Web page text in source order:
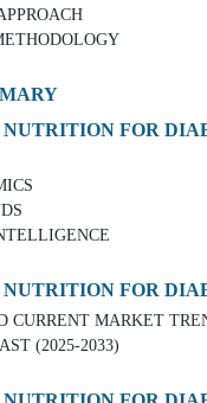
FOR
FOR
MARKET
(2025-2033)